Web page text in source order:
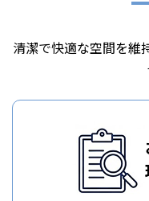
清潔で快適な空間を維